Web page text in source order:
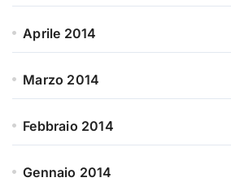
Aprile 2014
Marzo 2014
Febbraio 2014
Gennaio 2014